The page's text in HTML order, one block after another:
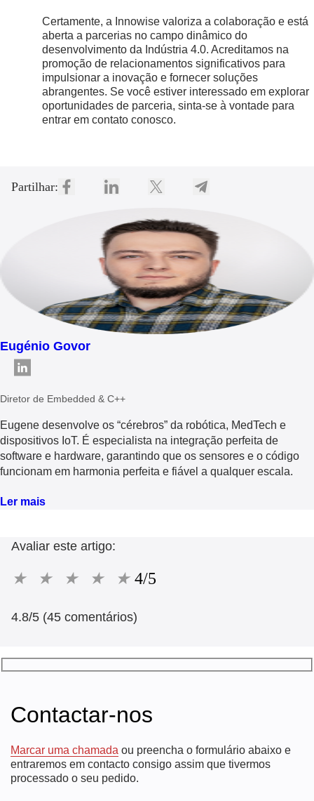
Certamente, a Innowise valoriza a colaboração e está
aberta a parcerias no campo dinâmico do
desenvolvimento da Indústria 4.0. Acreditamos na
promoção de relacionamentos significativos para
impulsionar a inovação e fornecer soluções
abrangentes. Se você estiver interessado em explorar
oportunidades de parceria, sinta-se à vontade para
entrar em contato conosco.
Partilhar:
Eugénio Govor
Diretor de Embedded & C++
Eugene desenvolve os “cérebros” da robótica, MedTech e
dispositivos IoT. É especialista na integração perfeita de
software e hardware, garantindo que os sensores e o código
funcionam em harmonia perfeita e fiável a qualquer escala.
Ler mais
Avaliar este artigo:
★ ★ ★ ★ ★ 4/5
4.8/5 (45 comentários)
Contactar-nos
Marcar uma chamada ou preencha o formulário abaixo e
entraremos em contacto consigo assim que tivermos
processado o seu pedido.